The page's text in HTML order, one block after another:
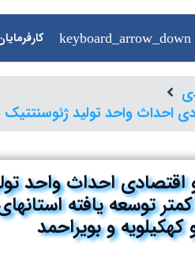
احداث واحد تولید ژئوسنتتیک
احداث واحد
توسعه یافته
کهکیلویه و بویراحمد